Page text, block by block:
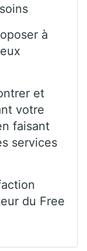
à
et
votre
faisant
services
du Free